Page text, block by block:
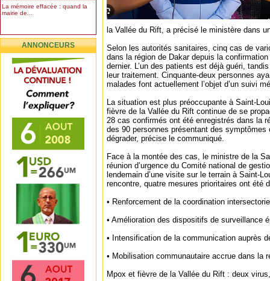
La mémoire effacée : quand la
mairie de...
ANNONCEURS
la Vallée du Rift, a précisé le ministère dans
Selon les autorités sanitaires, cinq cas de
dans la région de Dakar depuis la
dernier. L’un des patients est déjà guéri,
leur traitement. Cinquante-deux personnes
malades font actuellement l’objet d’un suivi
La situation est plus préoccupante à Saint-
fièvre de la Vallée du Rift continue de se
28 cas confirmés ont été enregistrés dans la
des 90 personnes présentant des
dégrader, précise le communiqué.
Face à la montée des cas, le ministre de la
réunion d’urgence du Comité national de
lendemain d’une visite sur le terrain à Saint-
rencontre, quatre mesures prioritaires ont été
• Renforcement de la coordination
• Amélioration des dispositifs de surveillance
• Intensification de la communication auprès
• Mobilisation communautaire accrue dans la
Mpox et fièvre de la Vallée du Rift : deux